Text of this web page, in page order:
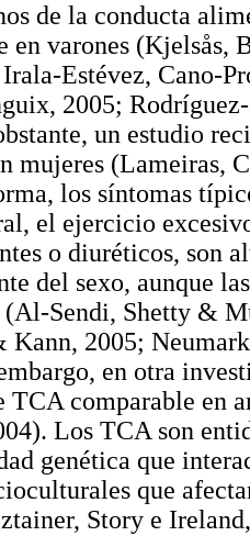
de la conducta
en varones
Estévez, Cano-
2005;
un estudio
mujeres (Lameiras,
los síntomas
el ejercicio
o diuréticos, son
del sexo, aunque
(Al-Sendi, Shetty &
Kann, 2005;
en otra
TCA comparable en
Los TCA son
genética que
que
Story e